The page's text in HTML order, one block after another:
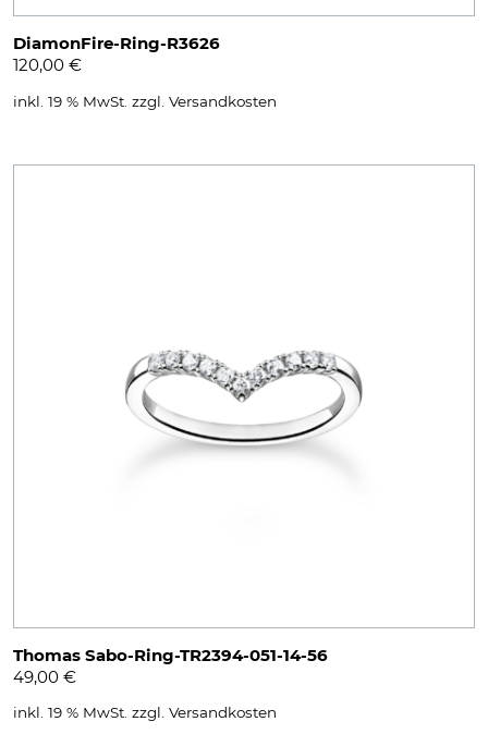
DiamonFire-Ring-R3626
120,00 €
inkl. 19 % MwSt. zzgl. Versandkosten
Thomas Sabo-Ring-TR2394-051-14-56
49,00 €
inkl. 19 % MwSt. zzgl. Versandkosten